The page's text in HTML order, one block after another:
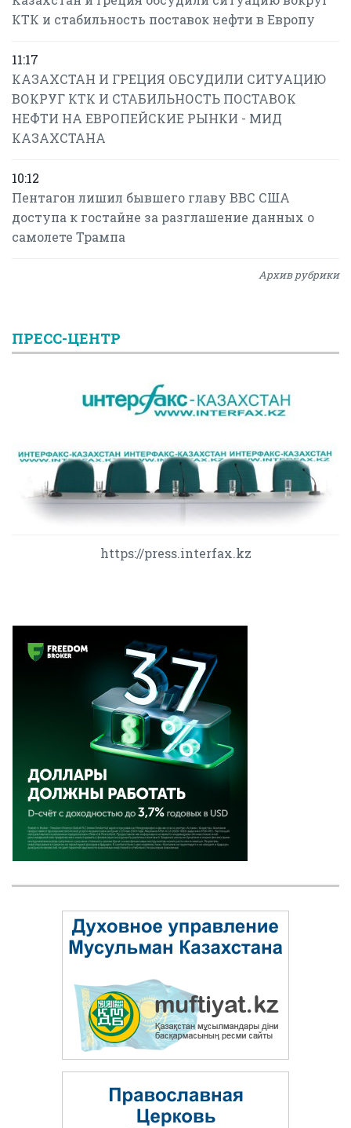
КТК и стабильность поставок нефти в Европу
11:17
КАЗАХСТАН И ГРЕЦИЯ ОБСУДИЛИ СИТУАЦИЮ
ВОКРУГ КТК И СТАБИЛЬНОСТЬ ПОСТАВОК
НЕФТИ НА ЕВРОПЕЙСКИЕ РЫНКИ - МИД
КАЗАХСТАНА
10:12
Пентагон лишил бывшего главу ВВС США
доступа к гостайне за разглашение данных о
самолете Трампа
Архив рубрики
ПРЕСС-ЦЕНТР
https://press.interfax.kz